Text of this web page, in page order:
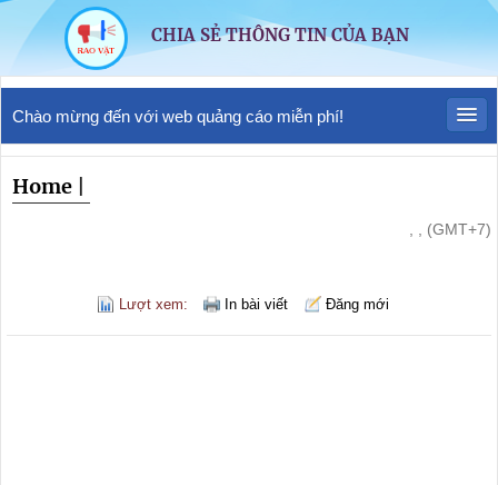
CHIA SẺ THÔNG TIN CỦA BẠN
Chào mừng đến với web quảng cáo miễn phí!
Home
, , (GMT+7)
Lượt xem: In bài viết Đăng mới